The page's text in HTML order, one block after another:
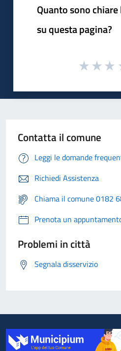
Quanto sono
su questa pagina?
Contatta il comune
Leggi le domande
Richiedi Assistenza
Chiama il comune 0182
Prenota un
Problemi in città
Segnala disservizio